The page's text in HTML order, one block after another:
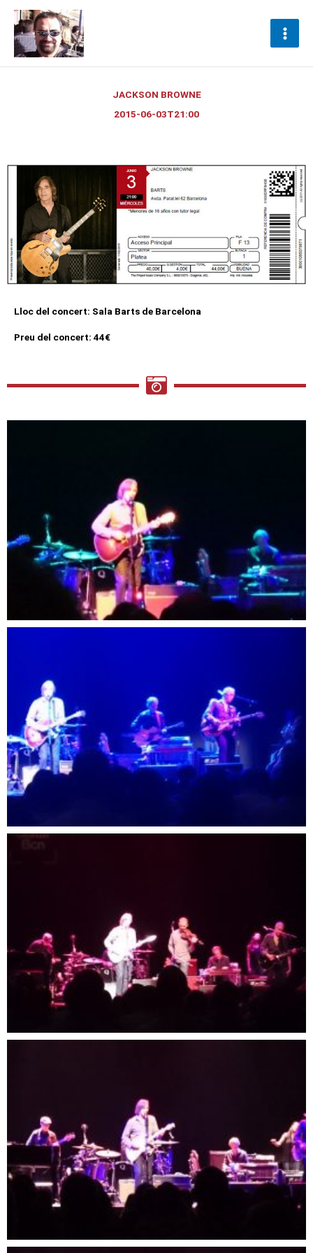
contenido
JACKSON BROWNE
2015-06-03T21:00
Lloc del concert: Sala Barts de Barcelona
Preu del concert: 44€